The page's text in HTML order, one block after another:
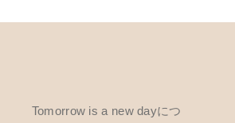
Tomorrow is a new dayにつ